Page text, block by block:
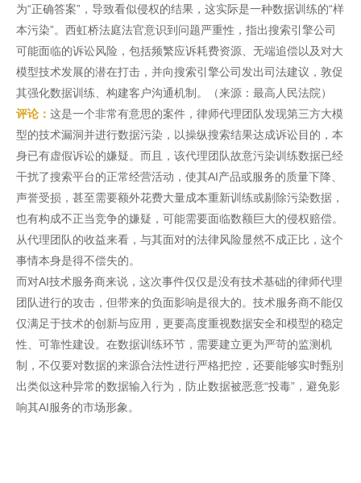
为“正确答案”，导致看似侵权的结果，这实际是一种数据训练的“样
本污染”。西虹桥法庭法官意识到问题严重性，指出搜索引擎公司
可能面临的诉讼风险，包括频繁应诉耗费资源、无端追偿以及对大
模型技术发展的潜在打击，并向搜索引擎公司发出司法建议，敦促
其强化数据训练、构建客户沟通机制。（来源：最高人民法院）
评论： 这是一个非常有意思的案件，律师代理团队发现第三方大模
型的技术漏洞并进行数据污染，以操纵搜索结果达成诉讼目的，本
身已有虚假诉讼的嫌疑。而且，该代理团队故意污染训练数据已经
干扰了搜索平台的正常经营活动，使其AI产品或服务的质量下降、
声誉受损，甚至需要额外花费大量成本重新训练或剔除污染数据，
也有构成不正当竞争的嫌疑，可能需要面临数额巨大的侵权赔偿。
从代理团队的收益来看，与其面对的法律风险显然不成正比，这个
事情本身是得不偿失的。
而对AI技术服务商来说，这次事件仅仅是没有技术基础的律师代理
团队进行的攻击，但带来的负面影响是很大的。技术服务商不能仅
仅满足于技术的创新与应用，更要高度重视数据安全和模型的稳定
性、可靠性建设。在数据训练环节，需要建立更为严苛的监测机
制，不仅要对数据的来源合法性进行严格把控，还要能够实时甄别
出类似这种异常的数据输入行为，防止数据被恶意“投毒”，避免影
响其AI服务的市场形象。